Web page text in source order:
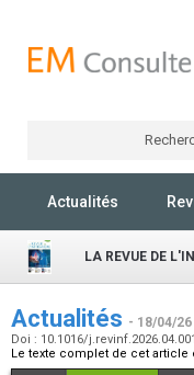
Actualités
LA REVUE DE
Actualités - 18/04/26
Doi : 10.1016/j.revinf.2026.04.001
Le texte complet de cet article